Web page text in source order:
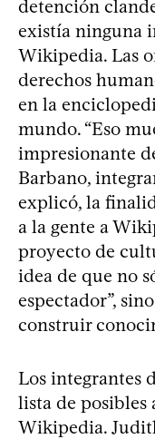
detención
existía ninguna
Wikipedia. Las
derechos
en la
mundo. “Eso
impresionante
Barbano,
explicó, la
a la gente a
proyecto de
idea de que no
espectador”,
construir
Los integrantes
lista de posibles
Wikipedia.